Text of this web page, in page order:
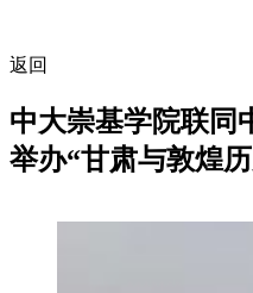
返回
中大崇基学院联同
举办“甘肃与敦煌